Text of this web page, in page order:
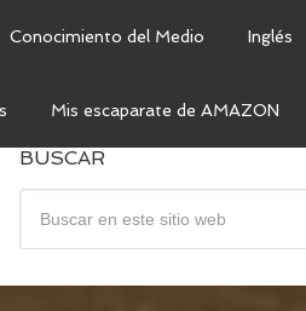
Conocimiento del Medio Inglés
Mis escaparate de AMAZON
BUSCAR